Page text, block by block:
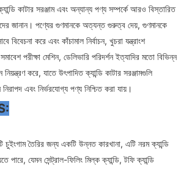
কাটার সরঞ্জাম এবং অন্যান্য পণ্য সম্পর্কে আরও বিস্তারিত
জানান। পণ্যের গুণমানকে অত্যন্ত গুরুত্ব দেয়, গুণমানকে
বিবেচনা করে এবং কাঁচামাল নির্বাচন, খুচরা যন্ত্রাংশ
পরীক্ষা মেশিন, ডেলিভারি পরিদর্শন ইত্যাদির মতো বিভিন্ন
করে, যাতে উৎপাদিত ক্যান্ডি কাটার সরঞ্জামগুলি
এবং নির্ভরযোগ্য পণ্য নিশ্চিত করা যায়।
চুইংগাম তৈরির জন্য একটি উন্নত কারখানা, এটি নরম ক্যান্ডি
পারে, যেমন সেন্ট্রাল-ফিলিং মিল্ক ক্যান্ডি, টফি ক্যান্ডি